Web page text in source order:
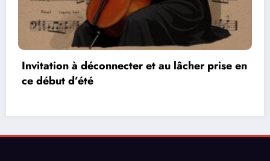
prise en
Les réseaux de communication
vidéos